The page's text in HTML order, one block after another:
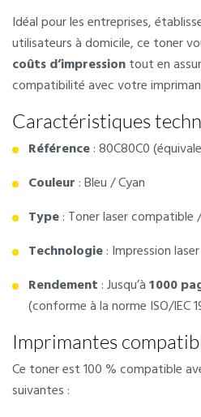
Idéal pour les entreprises,
utilisateurs à domicile, ce toner
coûts d’impressiontout en
compatibilité avec votre
Caractéristiques
Référence: 80C80C0
Couleur : Bleu / Cyan
Type: Toner laser compatible
Technologie: Impression
Rendement : Jusqu’à1 000
(conforme à la norme ISO/IEC
Imprimantes
Ce toner est 100 % compatible
suivantes :